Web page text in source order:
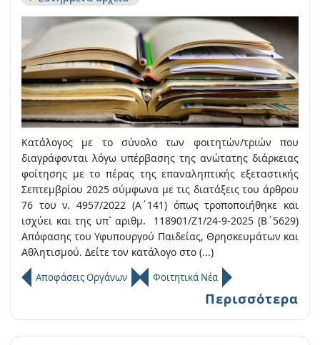
Κατάλογος με το σύνολο των φοιτητών/τριών που
διαγράφονται λόγω υπέρβασης της ανώτατης διάρκειας
φοίτησης με το πέρας της επαναληπτικής εξεταστικής
Σεπτεμβρίου 2025 σύμφωνα με τις διατάξεις του άρθρου
76 του ν. 4957/2022 (Α΄141) όπως τροποποιήθηκε και
ισχύει και της υπ` αριθμ. 118901/Ζ1/24-9-2025 (Β΄5629)
Απόφασης του Υφυπουργού Παιδείας, Θρησκευμάτων και
Αθλητισμού. Δείτε τον κατάλογο στο (...)
Αποφάσεις Οργάνων Φοιτητικά Νέα
Περισσότερα